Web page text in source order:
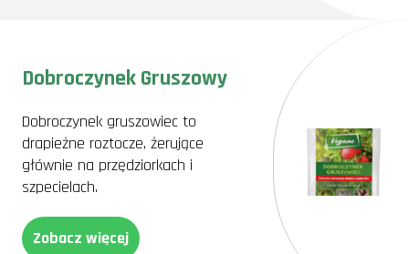
Dobroczynek Gruszowy
Dobroczynek gruszowiec to
drapieżne roztocze, żerujące
głównie na przędziorkach i
szpecielach.
Zobacz więcej